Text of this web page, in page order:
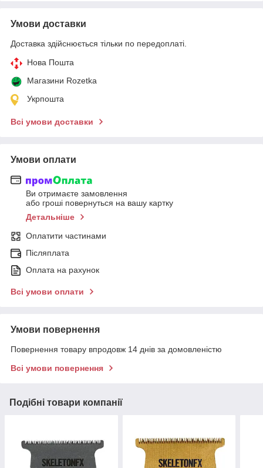
Умови доставки
Доставка здійснюється тільки по передоплаті.
Нова Пошта
Магазини Rozetka
Укрпошта
Всі умови доставки
Умови оплати
Ви отримаєте замовлення
або гроші повернуться на вашу картку
Детальніше
Оплатити частинами
Післяплата
Оплата на рахунок
Всі умови оплати
Умови повернення
Повернення товару впродовж 14 днів за домовленістю
Всі умови повернення
Подібні товари компанії